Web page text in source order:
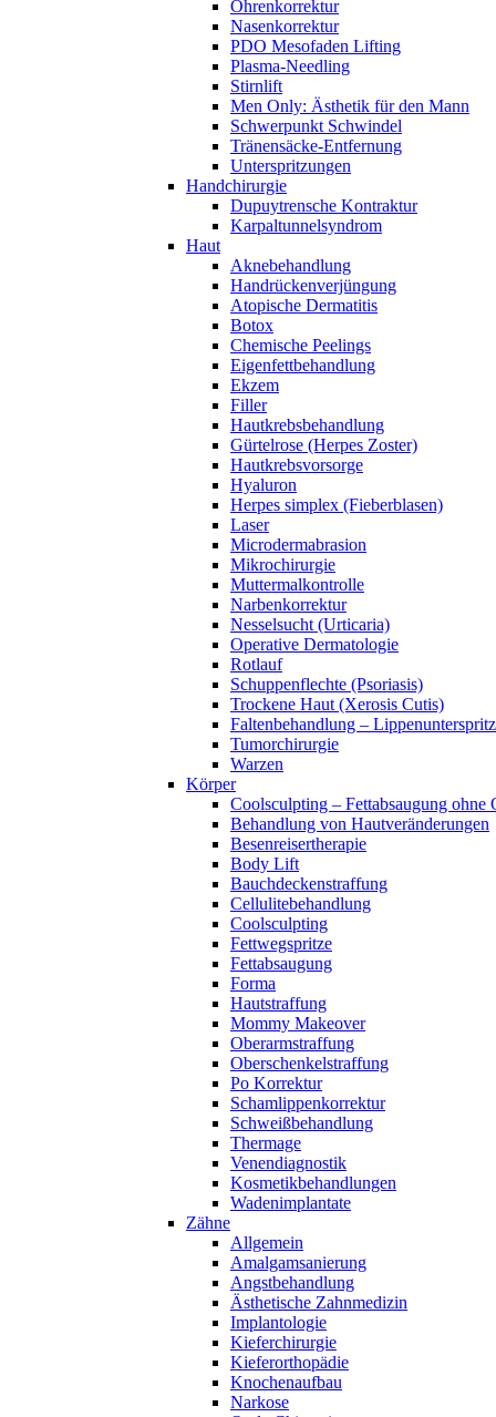
Ohrenkorrektur
Nasenkorrektur
PDO Mesofaden Lifting
Plasma-Needling
Stirnlift
Men Only: Ästhetik für den Mann
Schwerpunkt Schwindel
Tränensäcke-Entfernung
Unterspritzungen
Handchirurgie
Dupuytrensche Kontraktur
Karpaltunnelsyndrom
Haut
Aknebehandlung
Handrückenverjüngung
Atopische Dermatitis
Botox
Chemische Peelings
Eigenfettbehandlung
Ekzem
Filler
Hautkrebsbehandlung
Gürtelrose (Herpes Zoster)
Hautkrebsvorsorge
Hyaluron
Herpes simplex (Fieberblasen)
Laser
Microdermabrasion
Mikrochirurgie
Muttermalkontrolle
Narbenkorrektur
Nesselsucht (Urticaria)
Operative Dermatologie
Rotlauf
Schuppenflechte (Psoriasis)
Trockene Haut (Xerosis Cutis)
Faltenbehandlung –
Tumorchirurgie
Warzen
Körper
Coolsculpting – Fettabsaugung ohne
Behandlung von Hautveränderungen
Besenreisertherapie
Body Lift
Bauchdeckenstraffung
Cellulitebehandlung
Coolsculpting
Fettwegspritze
Fettabsaugung
Forma
Hautstraffung
Mommy Makeover
Oberarmstraffung
Oberschenkelstraffung
Po Korrektur
Schamlippenkorrektur
Schweißbehandlung
Thermage
Venendiagnostik
Kosmetikbehandlungen
Wadenimplantate
Zähne
Allgemein
Amalgamsanierung
Angstbehandlung
Ästhetische Zahnmedizin
Implantologie
Kieferchirurgie
Kieferorthopädie
Knochenaufbau
Narkose